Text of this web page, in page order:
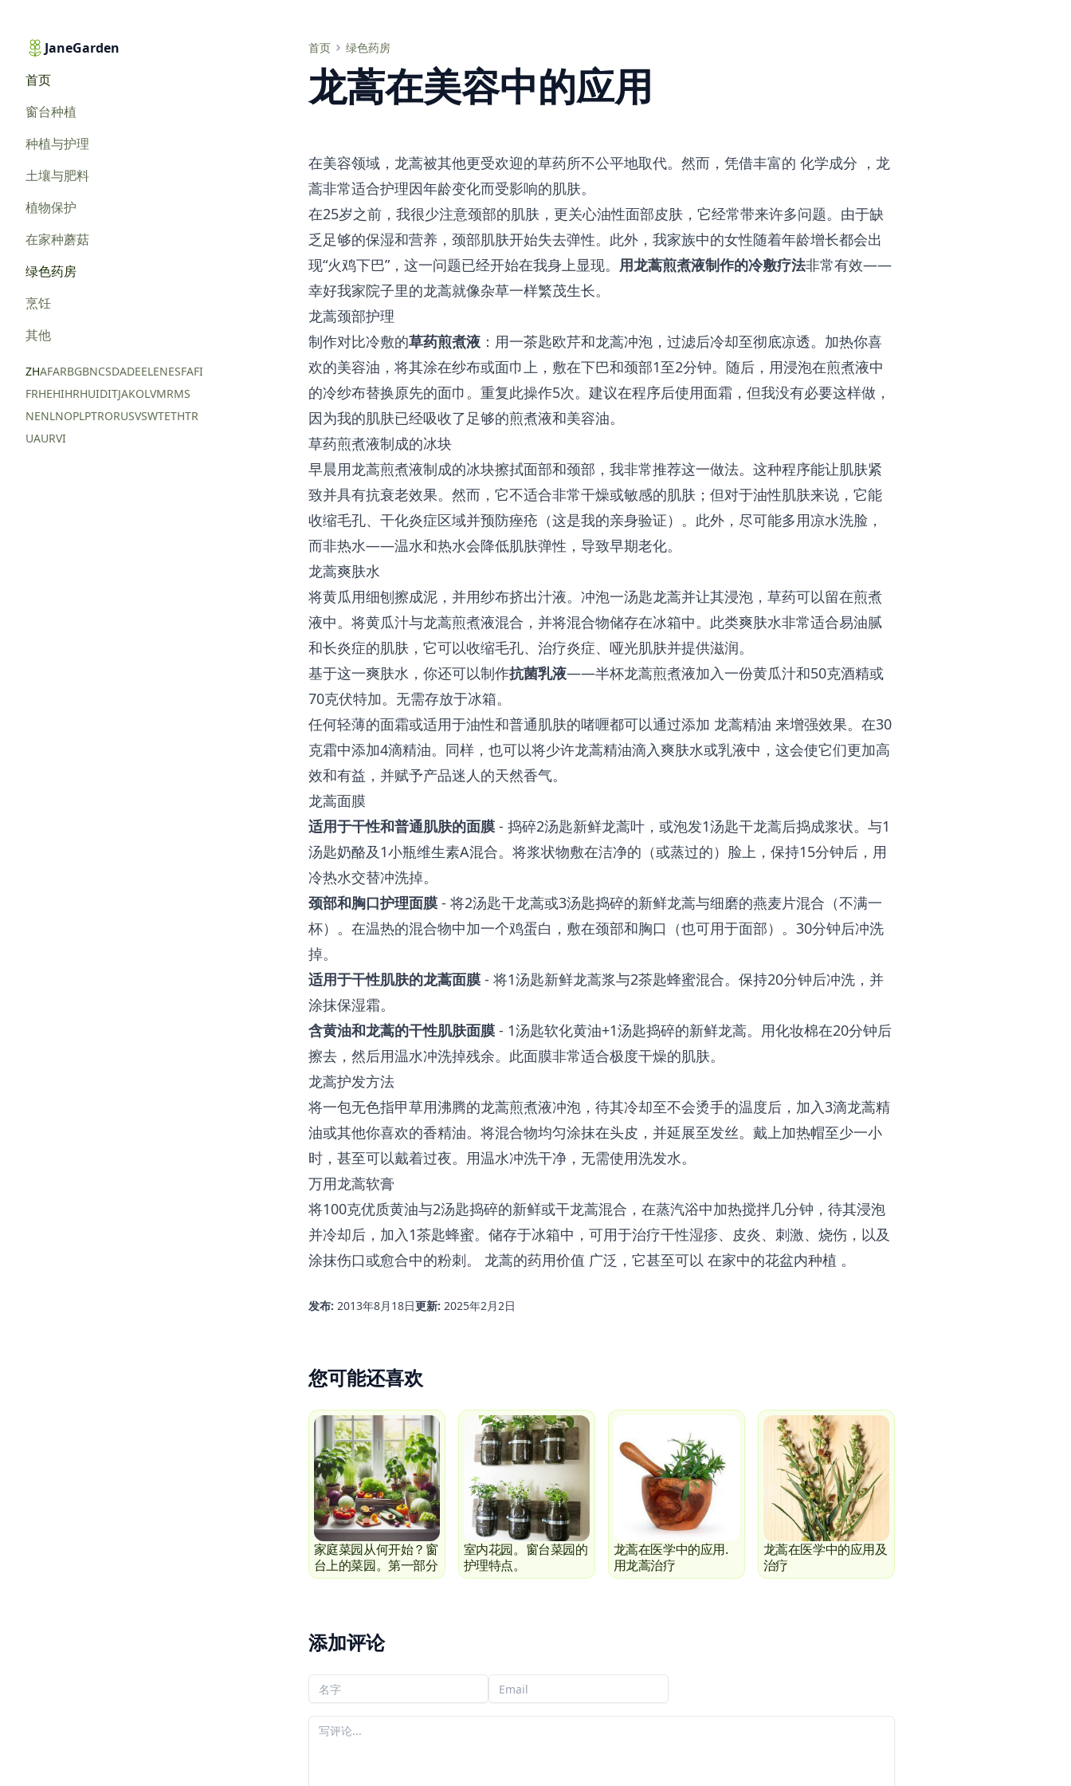
JaneGarden
首页
窗台种植
种植与护理
土壤与肥料
植物保护
在家种蘑菇
绿色药房
烹饪
其他
ZHAFARBGBNCSDADEELENESFAFI
FRHEHIHRHUIDITJAKOLVMRMS
NENLNOPLPTRORUSVSWTETHTR
UAURVI
首页 绿色药房
龙蒿在美容中的应用
龙蒿在美容中的应用
在美容领域，龙蒿被其他更受欢迎的草药所不公平地取代。然而，凭借丰富的 化学成分 ，龙
蒿非常适合护理因年龄变化而受影响的肌肤。
在25岁之前，我很少注意颈部的肌肤，更关心油性面部皮肤，它经常带来许多问题。由于缺
乏足够的保湿和营养，颈部肌肤开始失去弹性。此外，我家族中的女性随着年龄增长都会出
现“火鸡下巴”，这一问题已经开始在我身上显现。 用龙蒿煎煮液制作的冷敷疗法非常有效——
幸好我家院子里的龙蒿就像杂草一样繁茂生长。
龙蒿颈部护理
制作对比冷敷的草药煎煮液：用一茶匙欧芹和龙蒿冲泡，过滤后冷却至彻底凉透。加热你喜
欢的美容油，将其涂在纱布或面巾上，敷在下巴和颈部1至2分钟。随后，用浸泡在煎煮液中
的冷纱布替换原先的面巾。重复此操作5次。建议在程序后使用面霜，但我没有必要这样做，
因为我的肌肤已经吸收了足够的煎煮液和美容油。
草药煎煮液制成的冰块
早晨用龙蒿煎煮液制成的冰块擦拭面部和颈部，我非常推荐这一做法。这种程序能让肌肤紧
致并具有抗衰老效果。然而，它不适合非常干燥或敏感的肌肤；但对于油性肌肤来说，它能
收缩毛孔、干化炎症区域并预防痤疮（这是我的亲身验证）。此外，尽可能多用凉水洗脸，
而非热水——温水和热水会降低肌肤弹性，导致早期老化。
龙蒿爽肤水
将黄瓜用细刨擦成泥，并用纱布挤出汁液。冲泡一汤匙龙蒿并让其浸泡，草药可以留在煎煮
液中。将黄瓜汁与龙蒿煎煮液混合，并将混合物储存在冰箱中。此类爽肤水非常适合易油腻
和长炎症的肌肤，它可以收缩毛孔、治疗炎症、哑光肌肤并提供滋润。
基于这一爽肤水，你还可以制作抗菌乳液——半杯龙蒿煎煮液加入一份黄瓜汁和50克酒精或
70克伏特加。无需存放于冰箱。
任何轻薄的面霜或适用于油性和普通肌肤的啫喱都可以通过添加 龙蒿精油 来增强效果。在30
克霜中添加4滴精油。同样，也可以将少许龙蒿精油滴入爽肤水或乳液中，这会使它们更加高
效和有益，并赋予产品迷人的天然香气。
龙蒿面膜
适用于干性和普通肌肤的面膜- 捣碎2汤匙新鲜龙蒿叶，或泡发1汤匙干龙蒿后捣成浆状。与1
汤匙奶酪及1小瓶维生素A混合。将浆状物敷在洁净的（或蒸过的）脸上，保持15分钟后，用
冷热水交替冲洗掉。
颈部和胸口护理面膜- 将2汤匙干龙蒿或3汤匙捣碎的新鲜龙蒿与细磨的燕麦片混合（不满一
杯）。在温热的混合物中加一个鸡蛋白，敷在颈部和胸口（也可用于面部）。30分钟后冲洗
掉。
适用于干性肌肤的龙蒿面膜- 将1汤匙新鲜龙蒿浆与2茶匙蜂蜜混合。保持20分钟后冲洗，并
涂抹保湿霜。
含黄油和龙蒿的干性肌肤面膜- 1汤匙软化黄油+1汤匙捣碎的新鲜龙蒿。用化妆棉在20分钟后
擦去，然后用温水冲洗掉残余。此面膜非常适合极度干燥的肌肤。
龙蒿护发方法
将一包无色指甲草用沸腾的龙蒿煎煮液冲泡，待其冷却至不会烫手的温度后，加入3滴龙蒿精
油或其他你喜欢的香精油。将混合物均匀涂抹在头皮，并延展至发丝。戴上加热帽至少一小
时，甚至可以戴着过夜。用温水冲洗干净，无需使用洗发水。
万用龙蒿软膏
将100克优质黄油与2汤匙捣碎的新鲜或干龙蒿混合，在蒸汽浴中加热搅拌几分钟，待其浸泡
并冷却后，加入1茶匙蜂蜜。储存于冰箱中，可用于治疗干性湿疹、皮炎、刺激、烧伤，以及
涂抹伤口或愈合中的粉刺。 龙蒿的药用价值 广泛，它甚至可以 在家中的花盆内种植 。
发布: 2013年8月18日更新: 2025年2月2日
您可能还喜欢
家庭菜园从何开始？窗
台上的菜园。第一部分
室内花园。窗台菜园的
护理特点。
龙蒿在医学中的应用.
用龙蒿治疗
龙蒿在医学中的应用及
治疗
添加评论
您的名字 您的电子邮件
您的评论